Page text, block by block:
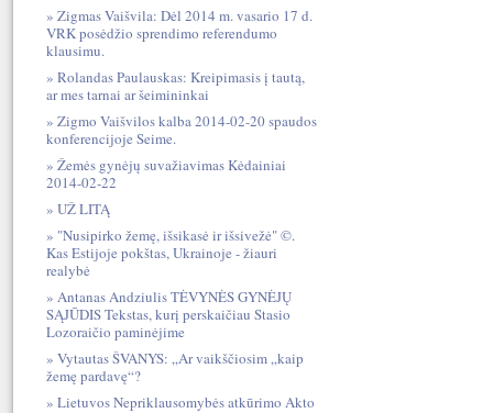
Zigmas Vaišvila: Dėl 2014 m. vasario 17 d.
VRK posėdžio sprendimo referendumo
klausimu.
Rolandas Paulauskas: Kreipimasis į tautą,
ar mes tarnai ar šeimininkai
Zigmo Vaišvilos kalba 2014-02-20 spaudos
konferencijoje Seime.
Žemės gynėjų suvažiavimas Kėdainiai
2014-02-22
UŽ LITĄ
"Nusipirko žemę, išsikasė ir išsivežė" ©.
Kas Estijoje pokštas, Ukrainoje - žiauri
realybė
Antanas Andziulis TĖVYNĖS GYNĖJŲ
SĄJŪDIS Tekstas, kurį perskaičiau Stasio
Lozoraičio paminėjime
Vytautas ŠVANYS: „Ar vaikščiosim „kaip
žemę pardavę“?
Lietuvos Nepriklausomybės atkūrimo Akto